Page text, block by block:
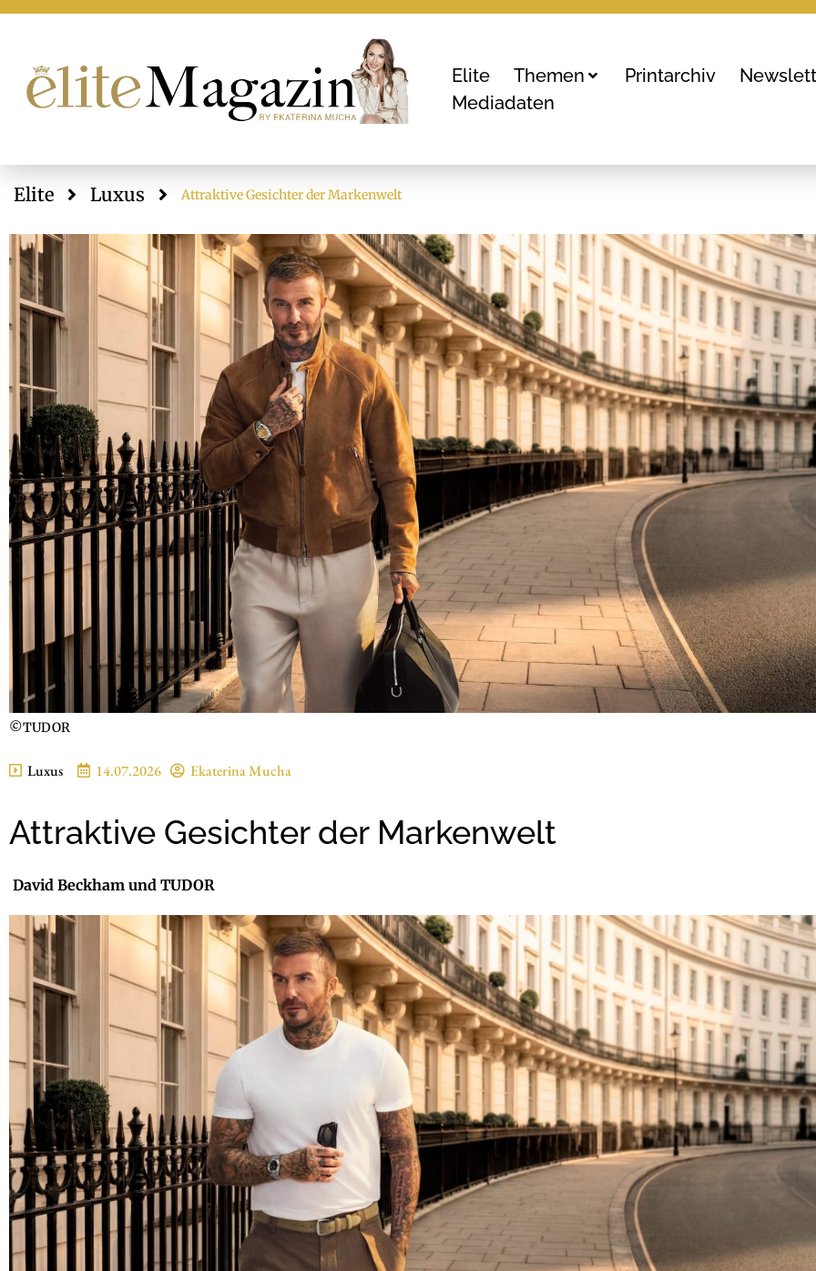
Elite Themen Printarchiv
Mediadaten
Elite Luxus Attraktive Gesichter der Markenwelt
©TUDOR
Luxus 14.07.2026 Ekaterina Mucha
Attraktive Gesichter der Markenwelt
David Beckham und TUDOR